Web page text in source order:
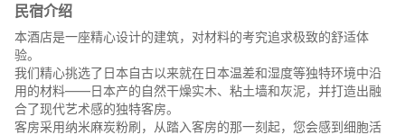
民宿介绍
本酒店是一座精心设计的建筑，对材料的考究追求极致的舒适体
验。
我们精心挑选了日本自古以来就在日本温差和湿度等独特环境中沿
用的材料——日本产的自然干燥实木、粘土墙和灰泥，并打造出融
合了现代艺术感的独特客房。
客房采用纳米麻炭粉刷，从踏入客房的那一刻起，您会感到细胞活